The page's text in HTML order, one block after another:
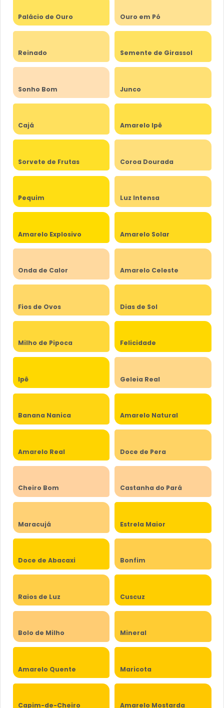
Palácio de Ouro Ouro em Pó
Reinado Semente de Girassol
Sonho Bom Junco
Cajá Amarelo Ipê
Sorvete de Frutas Coroa Dourada
Pequim Luz Intensa
Amarelo Explosivo Amarelo Solar
Onda de Calor Amarelo Celeste
Fios de Ovos Dias de Sol
Milho de Pipoca Felicidade
Ipê Geleia Real
Banana Nanica Amarelo Natural
Amarelo Real Doce de Pera
Cheiro Bom Castanha do Pará
Maracujá Estrela Maior
Doce de Abacaxi Bonfim
Raios de Luz Cuscuz
Bolo de Milho Mineral
Amarelo Quente Maricota
Capim-de-Cheiro Amarelo Mostarda